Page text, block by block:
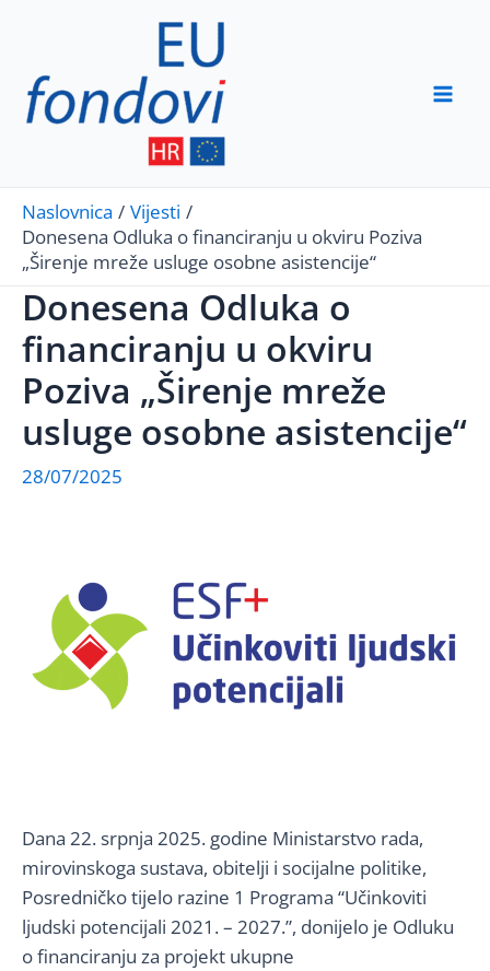
content
Naslovnica
Vijesti
Donesena Odluka o financiranju u okviru Poziva
„Širenje mreže usluge osobne asistencije“
Donesena Odluka o
financiranju u okviru
Poziva „Širenje mreže
usluge osobne asistencije“
28/07/2025
Dana 22. srpnja 2025. godine Ministarstvo rada,
mirovinskoga sustava, obitelji i socijalne politike,
Posredničko tijelo razine 1 Programa “Učinkoviti
ljudski potencijali 2021. – 2027.”, donijelo je Odluku
o financiranju za projekt ukupne